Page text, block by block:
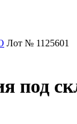
Лот № 1125601
под